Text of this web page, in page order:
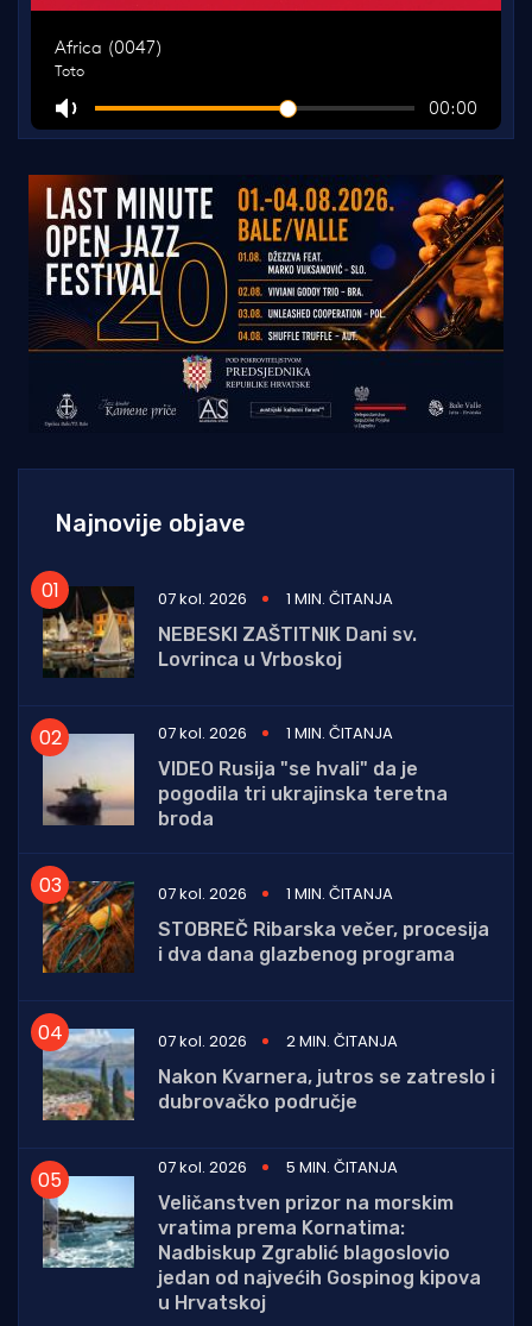
Najnovije objave
07 kol. 2026
1 MIN. ČITANJA
NEBESKI ZAŠTITNIK Dani sv.
Lovrinca u Vrboskoj
07 kol. 2026
1 MIN. ČITANJA
VIDEO Rusija "se hvali" da je
pogodila tri ukrajinska teretna
broda
07 kol. 2026
1 MIN. ČITANJA
STOBREČ Ribarska večer, procesija
i dva dana glazbenog programa
07 kol. 2026
2 MIN. ČITANJA
Nakon Kvarnera, jutros se zatreslo i
dubrovačko područje
07 kol. 2026
5 MIN. ČITANJA
Veličanstven prizor na morskim
vratima prema Kornatima:
Nadbiskup Zgrablić blagoslovio
jedan od najvećih Gospinog kipova
u Hrvatskoj